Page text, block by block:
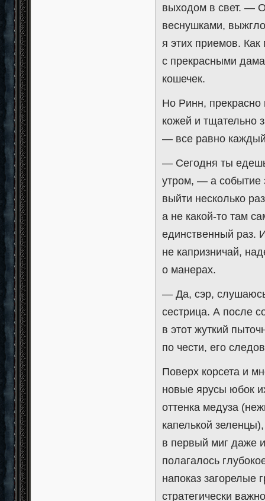
выходом в свет. —
веснушками,
я этих приемов.
с прекрасными
кошечек.
Но Ринн, прекрасно
кожей и тщательно
— все равно каждый
— Сегодня ты
утром, — а событие
выйти несколько
а не какой-то там
единственный раз.
не капризничай,
о манерах.
— Да, сэр,
сестрица. А после
в этот жуткий
по чести, его
Поверх корсета и
новые ярусы юбок
оттенка медуза
капелькой
в первый миг даже
полагалось
напоказ
стратегически